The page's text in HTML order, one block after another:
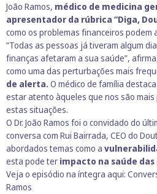
João Ramos, médico de medicina
apresentador da rúbrica “Diga,
como os problemas financeiros podem
“Todas as pessoas já tiveram algum
finanças afetaram a sua saúde”,
como uma das perturbações mais
de alerta.O médico de família
estar atento àqueles que nos são
estas situações.
O Dr. João Ramos foi o convidado do
conversa com Rui Bairrada, CEO do
abordados temas como a
esta pode ter impacto na saúde das
Veja o episódio na íntegra aqui:
Ramos